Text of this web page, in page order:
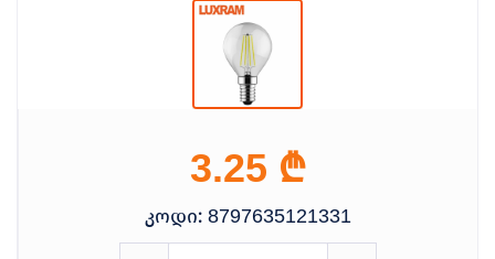
3.25 ₾
კოდი: 8797635121331